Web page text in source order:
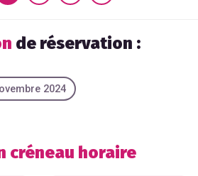
de réservation :
2024
créneau horaire